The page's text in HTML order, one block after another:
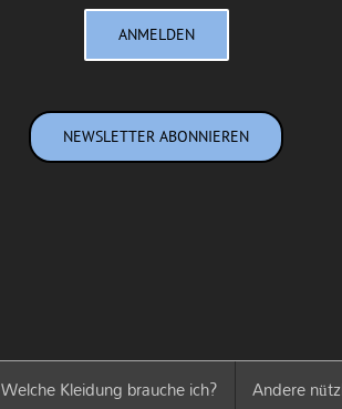
ANMELDEN
NEWSLETTER ABONNIEREN
Welche Kleidung brauche ich? Andere